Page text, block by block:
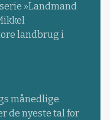
»Landmand
landbrug i
månedlige
de nyeste tal for